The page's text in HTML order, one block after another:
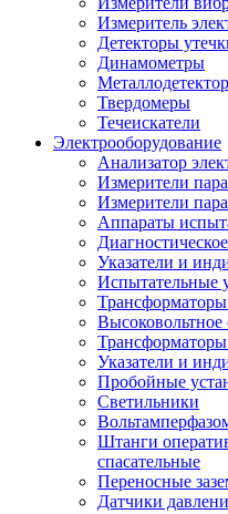
Измеритель
Детекторы
Динамометры
Твердомеры
Течеискатели
Электрооборудование
Анализатор
Измерители
Измерители
Аппараты
Указатели и
Испытательные
Трансформаторы
Высоковольтное
Указатели и
Пробойные
Светильники
Штанги
спасательные
Переносные
Датчики